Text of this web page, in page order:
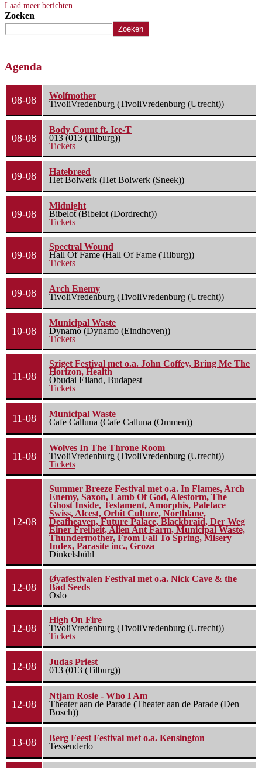
Laad meer berichten
Zoeken
Zoeken
Agenda
08-08
Wolfmother
TivoliVredenburg (TivoliVredenburg (Utrecht))
08-08
Body Count ft. Ice-T
013 (013 (Tilburg))
Tickets
09-08
Hatebreed
Het Bolwerk (Het Bolwerk (Sneek))
09-08
Midnight
Bibelot (Bibelot (Dordrecht))
Tickets
09-08
Spectral Wound
Hall Of Fame (Hall Of Fame (Tilburg))
Tickets
09-08
Arch Enemy
TivoliVredenburg (TivoliVredenburg (Utrecht))
10-08
Municipal Waste
Dynamo (Dynamo (Eindhoven))
Tickets
11-08
Sziget Festival met o.a. John Coffey, Bring Me The
Horizon, Health
Óbudai Eiland, Budapest
Tickets
11-08
Municipal Waste
Cafe Calluna (Cafe Calluna (Ommen))
11-08
Wolves In The Throne Room
TivoliVredenburg (TivoliVredenburg (Utrecht))
Tickets
12-08
Summer Breeze Festival met o.a. In Flames, Arch
Enemy, Saxon, Lamb Of God, Alestorm, The
Ghost Inside, Testament, Amorphis, Paleface
Swiss, Alcest, Orbit Culture, Northlane,
Deafheaven, Future Palace, Blackbraid, Der Weg
Einer Freiheit, Alien Ant Farm, Municipal Waste,
Thundermother, From Fall To Spring, Misery
Index, Parasite inc., Groza
Dinkelsbühl
12-08
Øyafestivalen Festival met o.a. Nick Cave & the
Bad Seeds
Oslo
12-08
High On Fire
TivoliVredenburg (TivoliVredenburg (Utrecht))
Tickets
12-08
Judas Priest
013 (013 (Tilburg))
12-08
Ntjam Rosie - Who I Am
Theater aan de Parade (Theater aan de Parade (Den
Bosch))
13-08
Berg Feest Festival met o.a. Kensington
Tessenderlo